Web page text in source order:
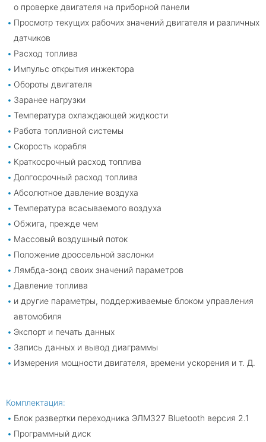
о проверке двигателя на приборной панели
Просмотр текущих рабочих значений двигателя и различных
датчиков
Расход топлива
Импульс открытия инжектора
Обороты двигателя
Заранее нагрузки
Температура охлаждающей жидкости
Работа топливной системы
Скорость корабля
Краткосрочный расход топлива
Долгосрочный расход топлива
Абсолютное давление воздуха
Температура всасываемого воздуха
Обжига, прежде чем
Массовый воздушный поток
Положение дроссельной заслонки
Лямбда-зонд своих значений параметров
Давление топлива
и другие параметры, поддерживаемые блоком управления
автомобиля
Экспорт и печать данных
Запись данных и вывод диаграммы
Измерения мощности двигателя, времени ускорения и т. Д.
Комплектация:
Блок развертки переходника ЭЛМ327 Bluetooth версия 2.1
Программный диск